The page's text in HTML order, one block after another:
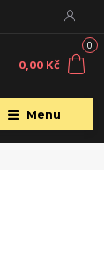
Menu
0
0,00 Kč